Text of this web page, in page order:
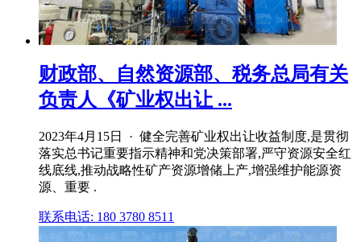
财政部、自然资源部、税务总局有关
负责人《矿业权出让 ...
2023年4月15日 · 健全完善矿业权出让收益制度,是贯彻
落实总书记重要指示精神和党决策部署,严守资源安全红
线底线,推动战略性矿产资源增储上产,增强维护能源资
源、重要 .
联系电话: 180 3780 8511